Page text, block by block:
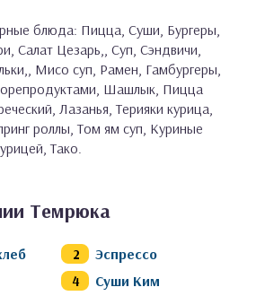
блюда: Пицца, Суши, Бургеры,
Салат Цезарь,, Суп, Сэндвичи,
Мисо суп, Рамен, Гамбургеры,
Шашлык, Пицца
Лазанья, Терияки курица,
роллы, Том ям суп, Куриные
Тако.
Темрюка
Эспрессо
Суши Ким